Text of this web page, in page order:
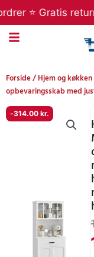
til
indholdet
Gratis
Forside/Hjem og køkken
opbevaringsskab med
-314.00 kr.